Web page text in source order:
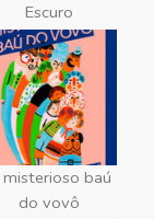
Escuro
misterioso baú
do vovô